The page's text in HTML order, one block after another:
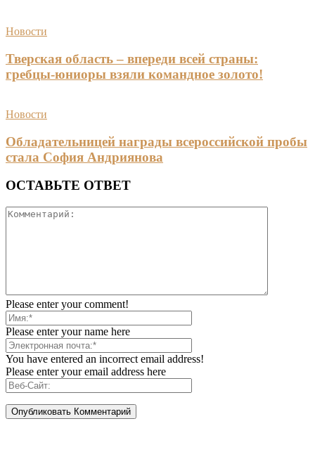
Новости
Тверская область – впереди всей страны:
гребцы-юниоры взяли командное золото!
Новости
Обладательницей награды всероссийской пробы
стала София Андриянова
ОСТАВЬТЕ ОТВЕТ
Please enter your comment!
Please enter your name here
You have entered an incorrect email address!
Please enter your email address here